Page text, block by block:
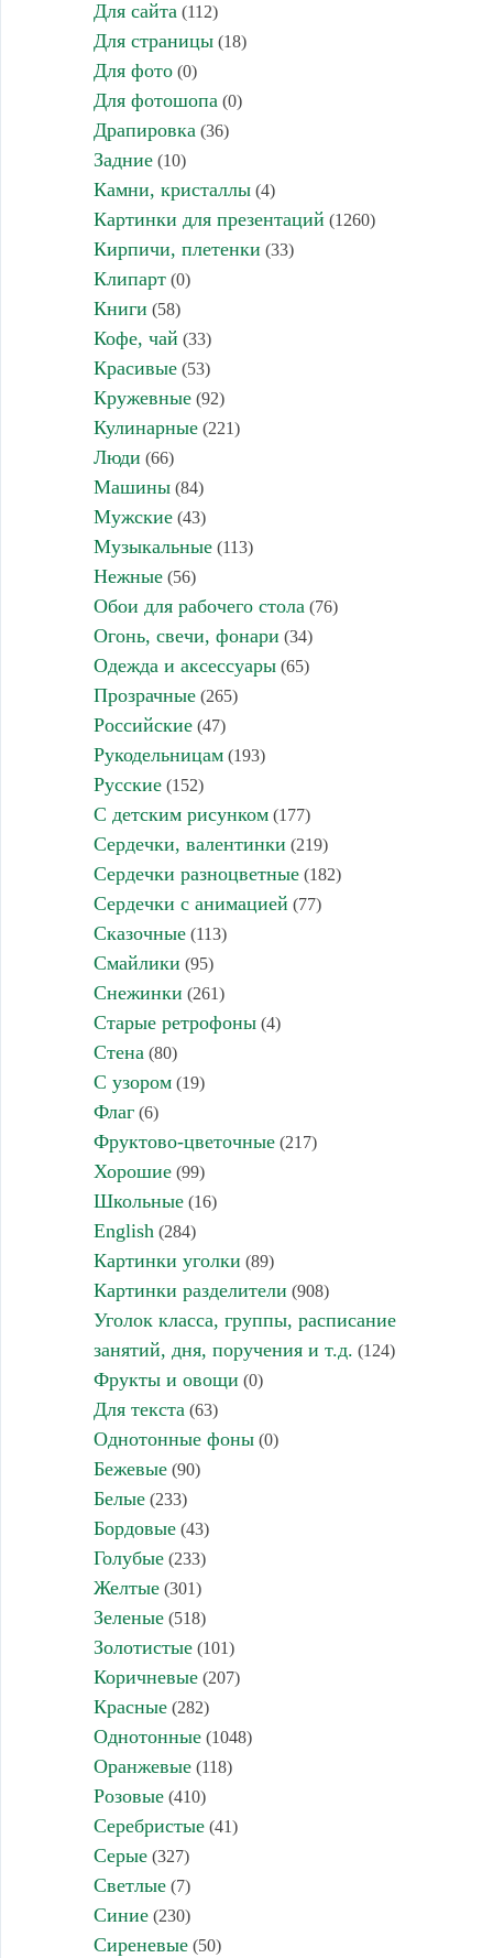
Для сайта (112)
Для страницы(18)
Для фото(0)
Для фотошопа (0)
Драпировка (36)
Задние(10)
Камни, кристаллы(4)
Картинки для презентаций (1260)
Кирпичи, плетенки (33)
Клипарт(0)
Книги (58)
Кофе, чай (33)
Красивые(53)
Кружевные(92)
Кулинарные(221)
Люди (66)
Машины(84)
Мужские(43)
Музыкальные(113)
Нежные(56)
Обои для рабочего стола (76)
Огонь, свечи, фонари (34)
Одежда и аксессуары(65)
Прозрачные(265)
Российские(47)
Рукодельницам(193)
Русские(152)
С детским рисунком(177)
Сердечки, валентинки (219)
Сердечки разноцветные(182)
Сердечки с анимацией (77)
Сказочные(113)
Смайлики (95)
Снежинки (261)
Старые ретрофоны(4)
Стена (80)
С узором(19)
Флаг(6)
Фруктово-цветочные(217)
Хорошие(99)
Школьные(16)
English (284)
Картинки уголки (89)
Картинки разделители (908)
Уголок класса, группы, расписание
занятий, дня, поручения и т.д. (124)
Фрукты и овощи (0)
Для текста (63)
Однотонные фоны(0)
Бежевые(90)
Белые(233)
Бордовые(43)
Голубые(233)
Желтые(301)
Зеленые(518)
Золотистые(101)
Коричневые(207)
Красные(282)
Однотонные(1048)
Оранжевые(118)
Розовые(410)
Серебристые(41)
Серые(327)
Светлые(7)
Синие(230)
Сиреневые(50)